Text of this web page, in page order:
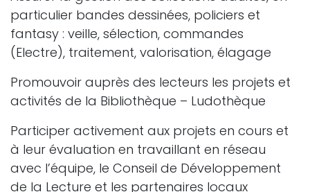
particulier bandes dessinées, policiers et
fantasy : veille, sélection, commandes
(Electre), traitement, valorisation, élagage
Promouvoir auprès des lecteurs les projets et
activités de la Bibliothèque – Ludothèque
Participer activement aux projets en cours et
à leur évaluation en travaillant en réseau
avec l’équipe, le Conseil de Développement
de la Lecture et les partenaires locaux